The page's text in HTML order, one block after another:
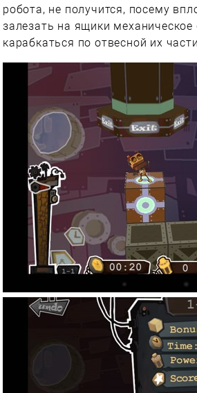
робота, не получится, посему
залезать на ящики
карабкаться по отвесной их